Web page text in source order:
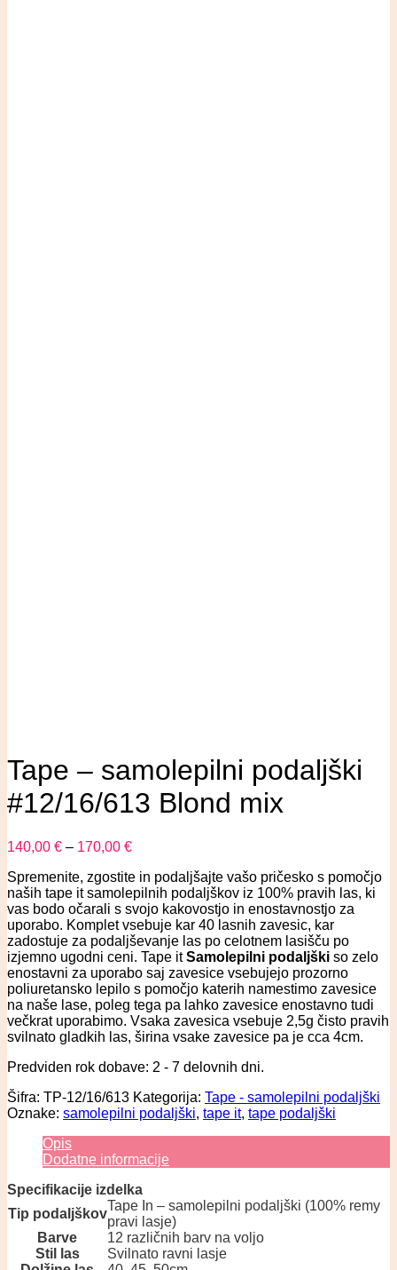
Tape – samolepilni podaljški
#12/16/613 Blond mix
140,00 € – 170,00 €
Spremenite, zgostite in podaljšajte vašo pričesko s pomočjo
naših tape it samolepilnih podaljškov iz 100% pravih las, ki
vas bodo očarali s svojo kakovostjo in enostavnostjo za
uporabo. Komplet vsebuje kar 40 lasnih zavesic, kar
zadostuje za podaljševanje las po celotnem lasišču po
izjemno ugodni ceni. Tape itSamolepilni podaljški so zelo
enostavni za uporabo saj zavesice vsebujejo prozorno
poliuretansko lepilo s pomočjo katerih namestimo zavesice
na naše lase, poleg tega pa lahko zavesice enostavno tudi
večkrat uporabimo. Vsaka zavesica vsebuje 2,5g čisto pravih
svilnato gladkih las, širina vsake zavesice pa je cca 4cm.
Predviden rok dobave: 2 - 7 delovnih dni.
Šifra: TP-12/16/613 Kategorija: Tape - samolepilni podaljški
Oznake: samolepilni podaljški, tape it, tape podaljški
Opis
Dodatne informacije
Specifikacije izdelka
Tip podaljškov
Tape In – samolepilni podaljški (100% remy
pravi lasje)
Barve
12 različnih barv na voljo
Stil las
Svilnato ravni lasje